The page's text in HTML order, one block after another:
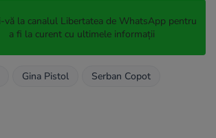
vă la canalul Libertatea de WhatsApp pentru
a fi la curent cu ultimele informații
Gina Pistol
Serban Copot